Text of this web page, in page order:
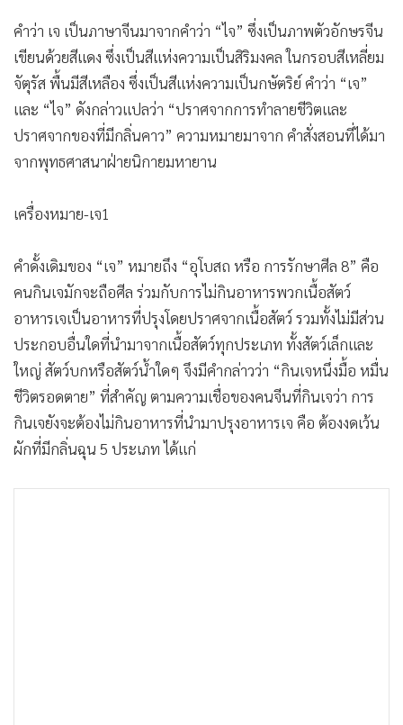
อินโดจีน
• กองทุนรวม
Celeb Online
• Factcheck
• ญี่ปุ่น
• Gotomanager
คำว่า เจ เป็นภาษาจีนมาจากคำว่า “ไจ” ซึ่งเป็นภาพตัวอักษรจีน
เขียนด้วยสีแดง ซึ่งเป็นสีแห่งความเป็นสิริมงคล ในกรอบสีเหลี่ยม
จัตุรัส พื้นมีสีเหลือง ซึ่งเป็นสีแห่งความเป็นกษัตริย์ คำว่า “เจ”
และ “ไจ” ดังกล่าวแปลว่า “ปราศจากการทำลายชีวิตและ
ปราศจากของที่มีกลิ่นคาว” ความหมายมาจาก คำสั่งสอนที่ได้มา
จากพุทธศาสนาฝ่ายนิกายมหายาน
เครื่องหมาย-เจ1
คำดั้งเดิมของ “เจ” หมายถึง “อุโบสถ หรือ การรักษาศีล 8” คือ
คนกินเจมักจะถือศีล ร่วมกับการไม่กินอาหารพวกเนื้อสัตว์
อาหารเจเป็นอาหารที่ปรุงโดยปราศจากเนื้อสัตว์ รวมทั้งไม่มีส่วน
ประกอบอื่นใดที่นำมาจากเนื้อสัตว์ทุกประเภท ทั้งสัตว์เล็กและ
ใหญ่ สัตว์บกหรือสัตว์น้ำใดๆ จึงมีคำกล่าวว่า “กินเจหนึ่งมื้อ หมื่น
ชีวิตรอดตาย” ที่สำคัญ ตามความเชื่อของคนจีนที่กินเจว่า การ
กินเจยังจะต้องไม่กินอาหารที่นำมาปรุงอาหารเจ คือ ต้องงดเว้น
ผักที่มีกลิ่นฉุน 5 ประเภท ได้แก่